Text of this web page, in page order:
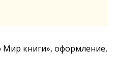
книги», оформление,